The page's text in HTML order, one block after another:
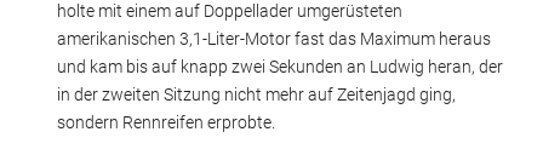
holte mit einem auf Doppellader umgerüsteten
amerikanischen 3,1-Liter-Motor fast das Maximum heraus
und kam bis auf knapp zwei Sekunden an Ludwig heran, der
in der zweiten Sitzung nicht mehr auf Zeitenjagd ging,
sondern Rennreifen erprobte.